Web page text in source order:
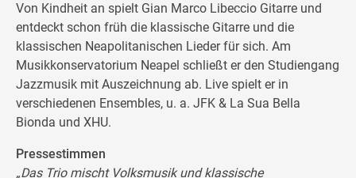
Von Kindheit an spielt Gian Marco Libeccio Gitarre und
entdeckt schon früh die klassische Gitarre und die
klassischen Neapolitanischen Lieder für sich. Am
Musikkonservatorium Neapel schließt er den Studiengang
Jazzmusik mit Auszeichnung ab. Live spielt er in
verschiedenen Ensembles, u. a. JFK & La Sua Bella
Bionda und XHU.
Pressestimmen
„Das Trio mischt Volksmusik und klassische